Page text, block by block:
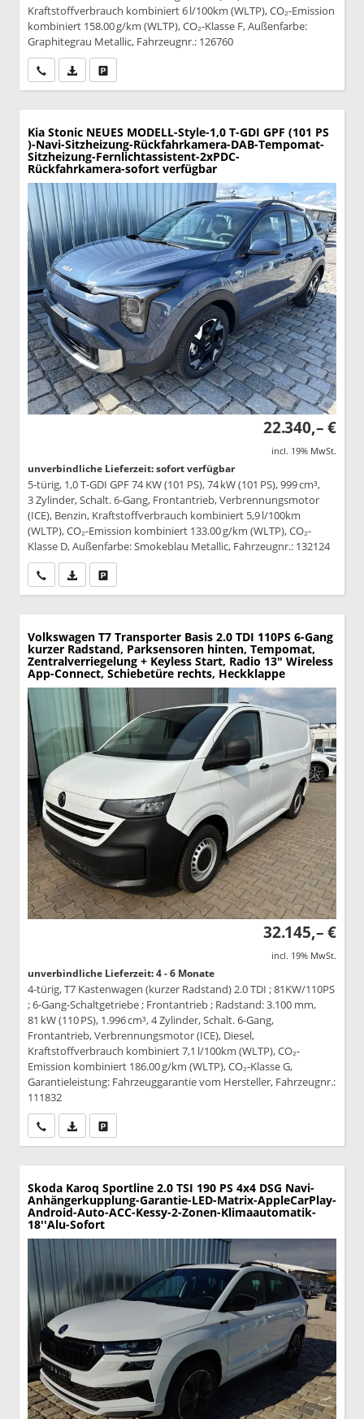
Kraftstoffverbrauch kombiniert 6 l/100km (WLTP), CO₂-Emission
kombiniert 158.00 g/km (WLTP), CO₂-Klasse F, Außenfarbe:
Graphitegrau Metallic, Fahrzeugnr.: 126760
Wir rufen Sie anPDF-Datei, Fahrzeugexposé drucken
Kia Stonic NEUES MODELL-Style-1,0 T-GDI GPF (101 PS
)-Navi-Sitzheizung-Rückfahrkamera-DAB-Tempomat-
Sitzheizung-Fernlichtassistent-2xPDC-
Rückfahrkamera-sofort verfügbar
22.340,– €
incl. 19% MwSt.
unverbindliche Lieferzeit: sofort verfügbar
5-türig, 1,0 T-GDI GPF 74 KW (101 PS), 74 kW (101 PS), 999 cm³,
3 Zylinder, Schalt. 6-Gang, Frontantrieb, Verbrennungsmotor
(ICE), Benzin, Kraftstoffverbrauch kombiniert 5,9 l/100km
(WLTP), CO₂-Emission kombiniert 133.00 g/km (WLTP), CO₂-
Klasse D, Außenfarbe: Smokeblau Metallic, Fahrzeugnr.: 132124
Wir rufen Sie anPDF-Datei, Fahrzeugexposé drucken
Volkswagen T7 Transporter Basis 2.0 TDI 110PS 6-Gang
kurzer Radstand, Parksensoren hinten, Tempomat,
Zentralverriegelung + Keyless Start, Radio 13" Wireless
App-Connect, Schiebetüre rechts, Heckklappe
32.145,– €
incl. 19% MwSt.
unverbindliche Lieferzeit: 4 - 6 Monate
4-türig, T7 Kastenwagen (kurzer Radstand) 2.0 TDI ; 81KW/110PS
; 6-Gang-Schaltgetriebe ; Frontantrieb ; Radstand: 3.100 mm,
81 kW (110 PS), 1.996 cm³, 4 Zylinder, Schalt. 6-Gang,
Frontantrieb, Verbrennungsmotor (ICE), Diesel,
Kraftstoffverbrauch kombiniert 7,1 l/100km (WLTP), CO₂-
Emission kombiniert 186.00 g/km (WLTP), CO₂-Klasse G,
Garantieleistung: Fahrzeuggarantie vom Hersteller, Fahrzeugnr.:
111832
Wir rufen Sie anPDF-Datei, Fahrzeugexposé drucken
Skoda Karoq Sportline 2.0 TSI 190 PS 4x4 DSG Navi-
Anhängerkupplung-Garantie-LED-Matrix-AppleCarPlay-
Android-Auto-ACC-Kessy-2-Zonen-Klimaautomatik-
18''Alu-Sofort